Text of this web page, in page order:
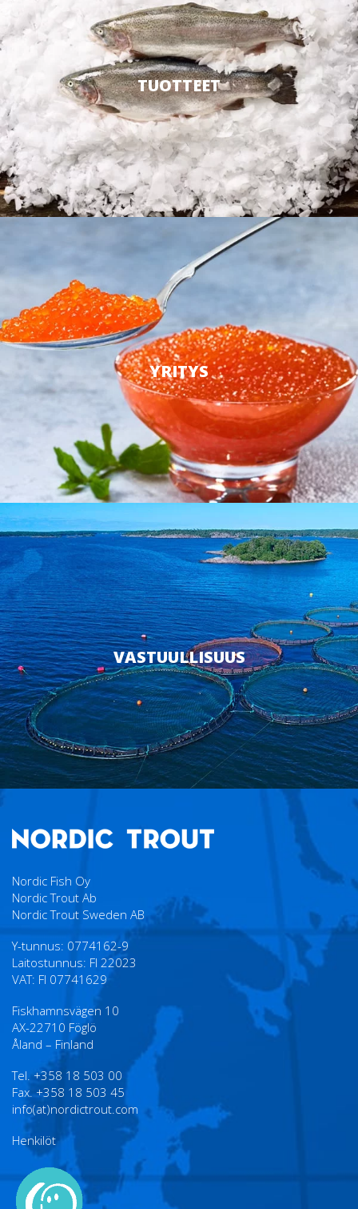
TUOTTEET
YRITYS
VASTUULLISUUS
Nordic Fish Oy
Nordic Trout Ab
Nordic Trout Sweden AB
Y-tunnus: 0774162-9
Laitostunnus: FI 22023
VAT: FI 07741629
Fiskhamnsvägen 10
AX-22710 Föglö
Åland – Finland
Tel. +358 18 503 00
Fax. +358 18 503 45
info(at)nordictrout.com
Henkilöt